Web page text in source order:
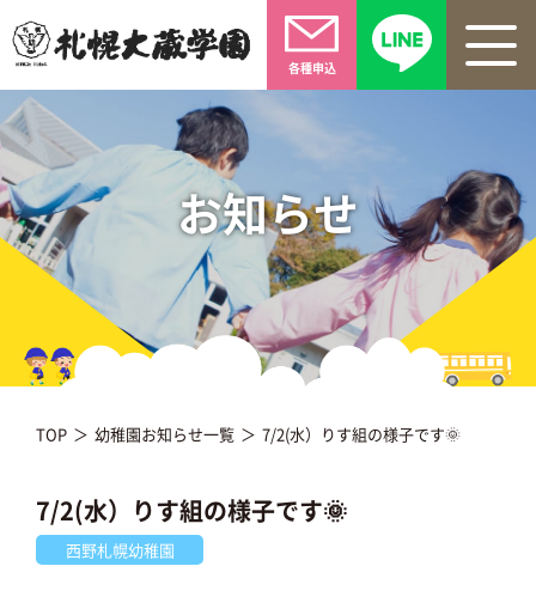
各種申込
お知らせ
TOP 幼稚園お知らせ一覧 7/2(水）りす組の様子です🌞
7/2(水）りす組の様子です🌞
西野札幌幼稚園